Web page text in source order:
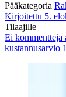
Pääkategoria
Kirjoitettu 5.
Tilaajille
Ei kommentteja
kustannusarvio